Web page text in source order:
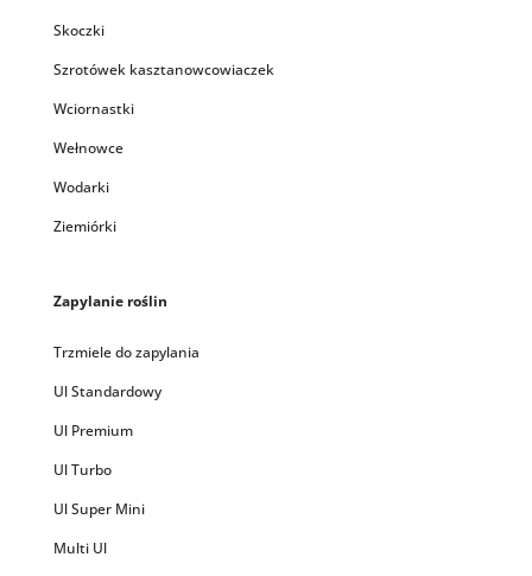
Skoczki
Szrotówek kasztanowcowiaczek
Wciornastki
Wełnowce
Wodarki
Ziemiórki
Zapylanie roślin
Trzmiele do zapylania
Ul Standardowy
Ul Premium
Ul Turbo
Ul Super Mini
Multi Ul